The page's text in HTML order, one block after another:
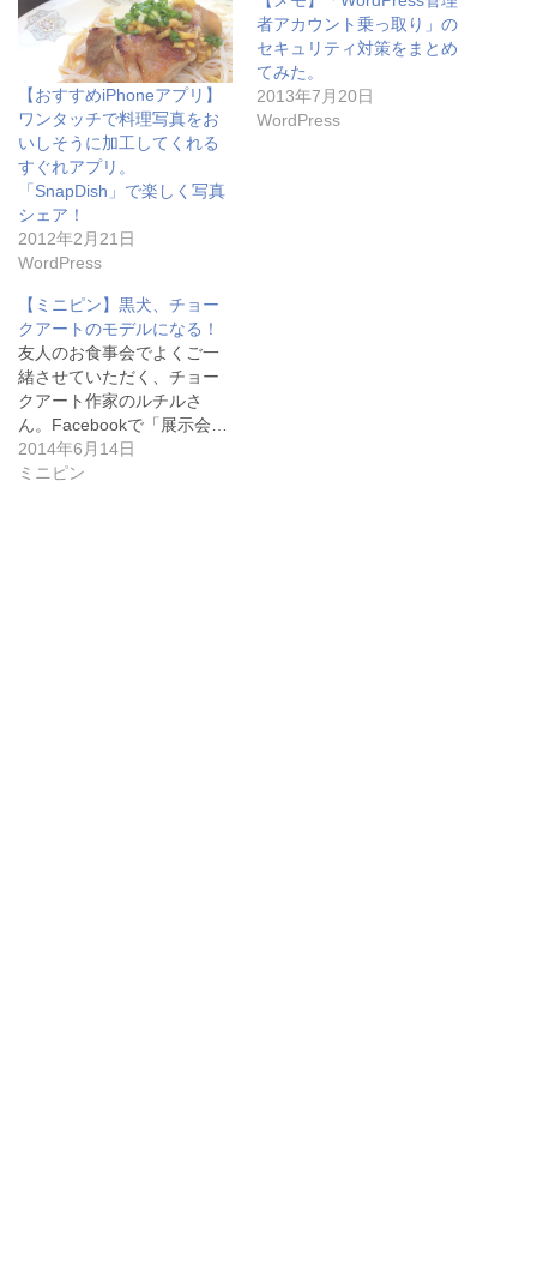
r
で
共
有
(
新
し
い
ウ
ィ
ン
ド
ウ
開
き
ま
)
す
る
に
は
ク
リ
ッ
ク
し
て
だ
さ
新
ィ
ン
ド
ウ
で
開
き
ま
す
)
t
で
シ
ェ
ア
(
新
し
い
ウ
ド
)
【おすすめiPhoneアプリ】
ワンタッチで料理写真をお
いしそうに加工してくれる
すぐれアプリ。
「SnapDish」で楽しく写真
シェア！
2012年2月21日
WordPress
者アカウント乗っ取り」の
セキュリティ対策をまとめ
てみた。
2013年7月20日
WordPress
【ミニピン】黒犬、チョー
クアートのモデルになる！
友人のお食事会でよくご一
緒させていただく、チョー
クアート作家のルチルさ
ん。Facebookで「展示会…
2014年6月14日
ミニピン